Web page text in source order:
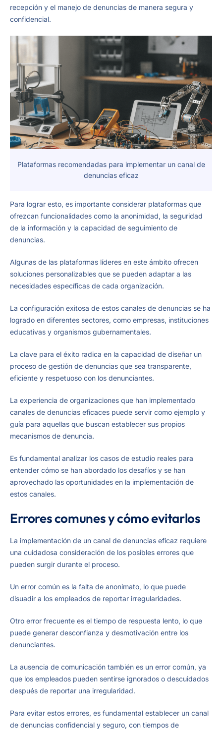
recepción y el manejo de denuncias de manera segura y
confidencial.
Plataformas recomendadas para implementar un canal de
denuncias eficaz
Para lograr esto, es importante considerar plataformas que
ofrezcan funcionalidades como la anonimidad, la seguridad
de la información y la capacidad de seguimiento de
denuncias.
Algunas de las plataformas líderes en este ámbito ofrecen
soluciones personalizables que se pueden adaptar a las
necesidades específicas de cada organización.
La configuración exitosa de estos canales de denuncias se ha
logrado en diferentes sectores, como empresas, instituciones
educativas y organismos gubernamentales.
La clave para el éxito radica en la capacidad de diseñar un
proceso de gestión de denuncias que sea transparente,
eficiente y respetuoso con los denunciantes.
La experiencia de organizaciones que han implementado
canales de denuncias eficaces puede servir como ejemplo y
guía para aquellas que buscan establecer sus propios
mecanismos de denuncia.
Es fundamental analizar los casos de estudio reales para
entender cómo se han abordado los desafíos y se han
aprovechado las oportunidades en la implementación de
estos canales.
Errores comunes y cómo evitarlos
La implementación de un canal de denuncias eficaz requiere
una cuidadosa consideración de los posibles errores que
pueden surgir durante el proceso.
Un error común es la falta de anonimato, lo que puede
disuadir a los empleados de reportar irregularidades.
Otro error frecuente es el tiempo de respuesta lento, lo que
puede generar desconfianza y desmotivación entre los
denunciantes.
La ausencia de comunicación también es un error común, ya
que los empleados pueden sentirse ignorados o descuidados
después de reportar una irregularidad.
Para evitar estos errores, es fundamental establecer un canal
de denuncias confidencial y seguro, con tiempos de